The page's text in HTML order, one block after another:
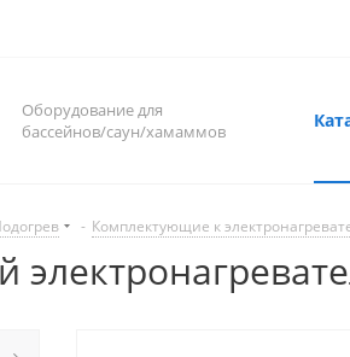
Оборудование для
бассейнов/саун/хамаммов
- Комплектующие к